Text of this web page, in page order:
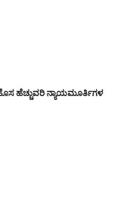
ಹೆಚ್ಚುವರಿ ನ್ಯಾಯಮೂರ್ತಿಗಳ